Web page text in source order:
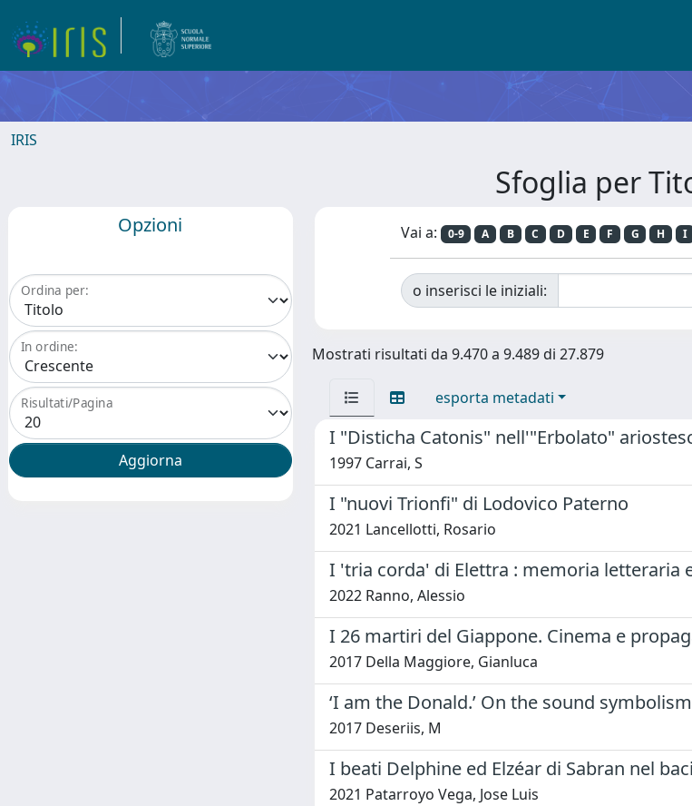
IRIS
Sfoglia per
Opzioni
Ordina per:
In ordine:
Risultati/Pagina
Vai a: 0-9 A B C D E F G H I
o inserisci le iniziali:
Mostrati risultati da 9.470 a 9.489 di 27.879
esporta metadati
I "Disticha Catonis" nell'"Erbolato"
1997 Carrai, S
I "nuovi Trionfi" di Lodovico Paterno
2021 Lancellotti, Rosario
I 'tria corda' di Elettra : memoria letteraria
2022 Ranno, Alessio
I 26 martiri del Giappone. Cinema e
2017 Della Maggiore, Gianluca
‘I am the Donald.’ On the sound
2017 Deseriis, M
I beati Delphine ed Elzéar di Sabran nel
2021 Patarroyo Vega, Jose Luis